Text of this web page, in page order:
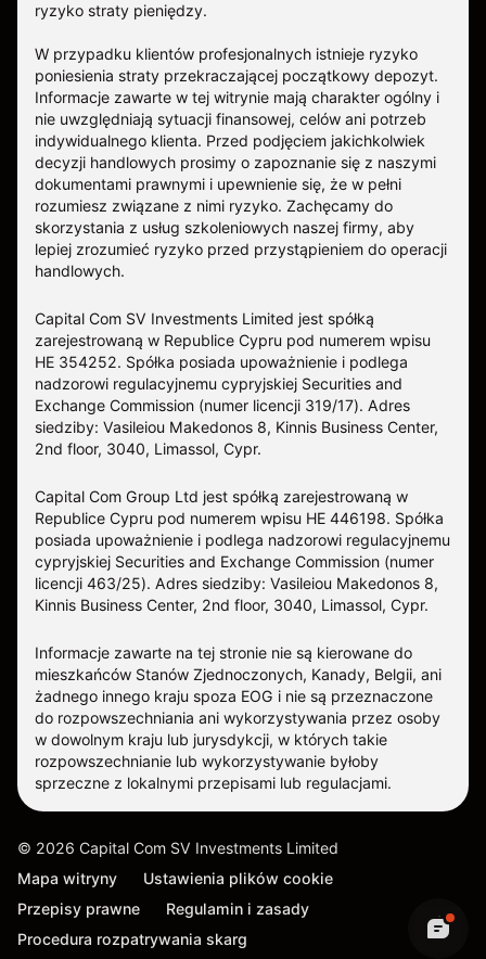
ryzyko straty pieniędzy.
W przypadku klientów profesjonalnych istnieje ryzyko
poniesienia straty przekraczającej początkowy depozyt.
Informacje zawarte w tej witrynie mają charakter ogólny i
nie uwzględniają sytuacji finansowej, celów ani potrzeb
indywidualnego klienta. Przed podjęciem jakichkolwiek
decyzji handlowych prosimy o zapoznanie się z naszymi
dokumentami prawnymi i upewnienie się, że w pełni
rozumiesz związane z nimi ryzyko. Zachęcamy do
skorzystania z usług szkoleniowych naszej firmy, aby
lepiej zrozumieć ryzyko przed przystąpieniem do operacji
handlowych.
Capital Com SV Investments Limited jest spółką
zarejestrowaną w Republice Cypru pod numerem wpisu
HE 354252. Spółka posiada upoważnienie i podlega
nadzorowi regulacyjnemu cypryjskiej Securities and
Exchange Commission (numer licencji 319/17). Adres
siedziby: Vasileiou Makedonos 8, Kinnis Business Center,
2nd floor, 3040, Limassol, Cypr.
Capital Com Group Ltd jest spółką zarejestrowaną w
Republice Cypru pod numerem wpisu ΗΕ 446198. Spółka
posiada upoważnienie i podlega nadzorowi regulacyjnemu
cypryjskiej Securities and Exchange Commission (numer
licencji 463/25). Adres siedziby: Vasileiou Makedonos 8,
Kinnis Business Center, 2nd floor, 3040, Limassol, Cypr.
Informacje zawarte na tej stronie nie są kierowane do
mieszkańców Stanów Zjednoczonych, Kanady, Belgii, ani
żadnego innego kraju spoza EOG i nie są przeznaczone
do rozpowszechniania ani wykorzystywania przez osoby
w dowolnym kraju lub jurysdykcji, w których takie
rozpowszechnianie lub wykorzystywanie byłoby
sprzeczne z lokalnymi przepisami lub regulacjami.
© 2026 Capital Com SV Investments Limited
Mapa witryny
Ustawienia plików cookie
Przepisy prawne
Regulamin i zasady
Procedura rozpatrywania skarg